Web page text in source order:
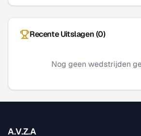
Recente Uitslagen (0)
Nog geen wedstrijden
A.V.Z.A